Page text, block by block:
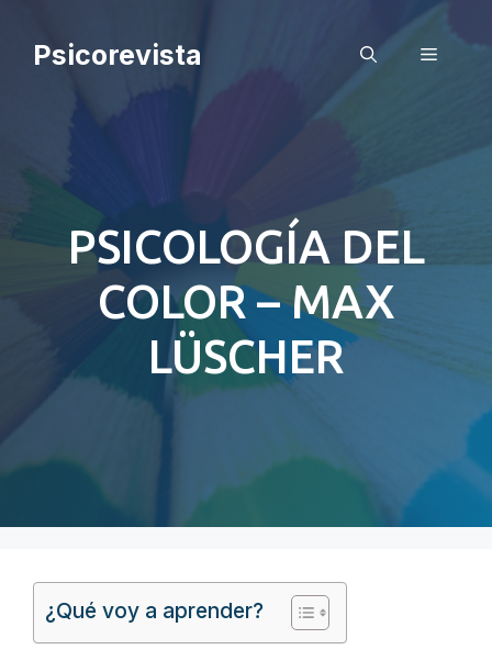
Psicorevista Menú
PSICOLOGÍA DEL
COLOR – MAX
LÜSCHER
¿Qué voy a aprender?